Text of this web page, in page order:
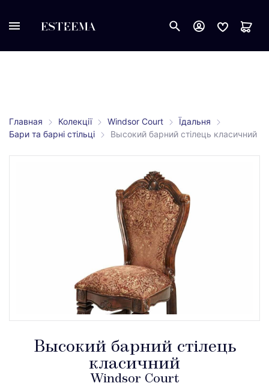
Главная Колекції Windsor Court
Їдальня
Бари та барні стільці
Высокий барний стілець класичний
Высокий барний стілець
класичний
Windsor Court